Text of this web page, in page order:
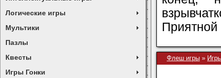
Логические игры
Мультики
Пазлы
Квесты
Игры Гонки
Флеш игры »